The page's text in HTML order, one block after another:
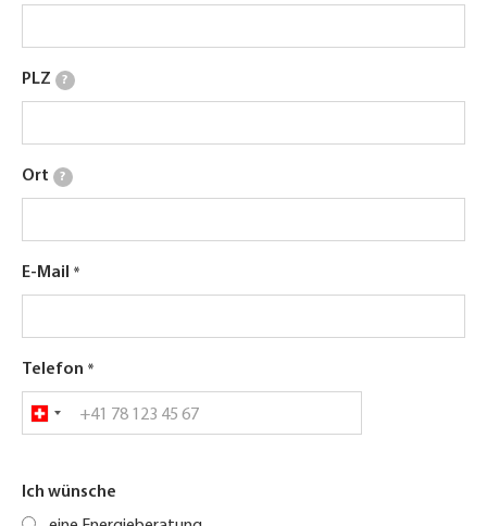
PLZ ?
Ort ?
E-Mail
Telefon
Ich wünsche